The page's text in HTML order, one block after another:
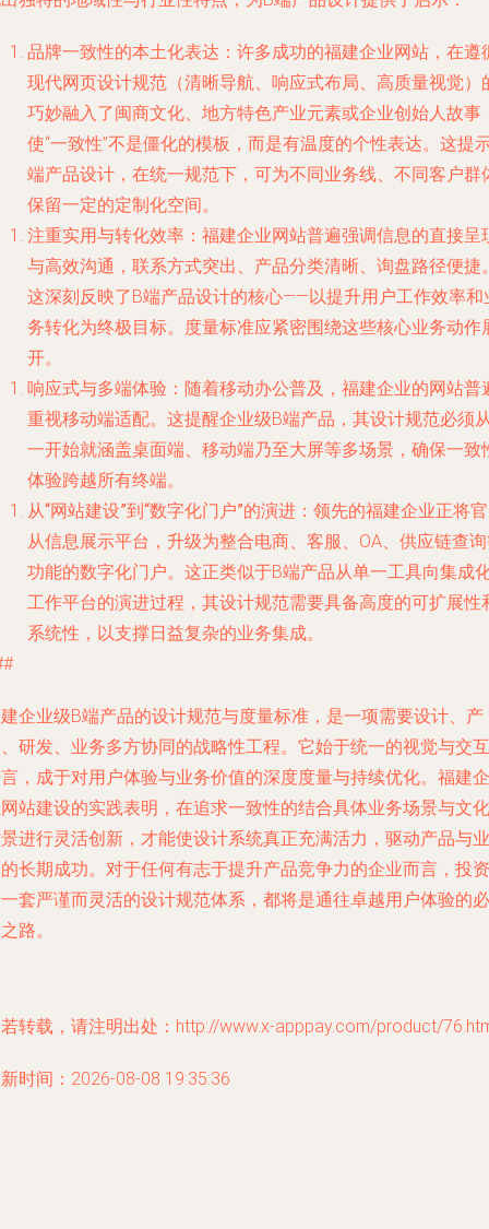
品牌一致性的本土化表达 ：许多成功的福建企业网站，在遵
现代网页设计规范（清晰导航、响应式布局、高质量视觉）
巧妙融入了闽商文化、地方特色产业元素或企业创始人故事
使“一致性”不是僵化的模板，而是有温度的个性表达。这提
端产品设计，在统一规范下，可为不同业务线、不同客户群
保留一定的定制化空间。
注重实用与转化效率 ：福建企业网站普遍强调信息的直接呈
与高效沟通，联系方式突出、产品分类清晰、询盘路径便捷
这深刻反映了B端产品设计的核心——以提升用户工作效率和
务转化为终极目标。度量标准应紧密围绕这些核心业务动作
开。
响应式与多端体验 ：随着移动办公普及，福建企业的网站普
重视移动端适配。这提醒企业级B端产品，其设计规范必须
一开始就涵盖桌面端、移动端乃至大屏等多场景，确保一致
体验跨越所有终端。
从“网站建设”到“数字化门户”的演进 ：领先的福建企业正将
从信息展示平台，升级为整合电商、客服、OA、供应链查
功能的数字化门户。这正类似于B端产品从单一工具向集成
工作平台的演进过程，其设计规范需要具备高度的可扩展性
系统性，以支撑日益复杂的业务集成。
企业级B端产品的设计规范与度量标准，是一项需要设计、产
研发、业务多方协同的战略性工程。它始于统一的视觉与交互
，成于对用户体验与业务价值的深度度量与持续优化。福建企
站建设的实践表明，在追求一致性的结合具体业务场景与文化
进行灵活创新，才能使设计系统真正充满活力，驱动产品与业
长期成功。对于任何有志于提升产品竞争力的企业而言，投资
套严谨而灵活的设计规范体系，都将是通往卓越用户体验的必
路。
转载，请注明出处：http://www.x-apppay.com/product/
时间：2026-08-08 19:35:36